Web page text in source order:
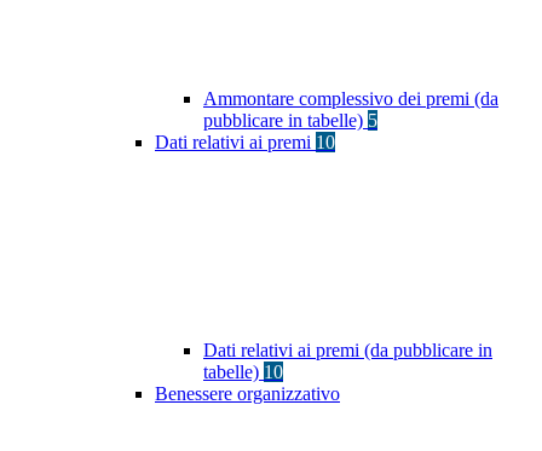
Ammontare complessivo dei premi (da
pubblicare in tabelle) 5
Dati relativi ai premi 10
Dati relativi ai premi (da pubblicare in
tabelle) 10
Benessere organizzativo